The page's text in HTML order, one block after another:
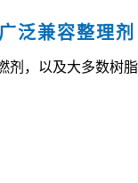
广泛兼容整理剂
剂，以及大多数树